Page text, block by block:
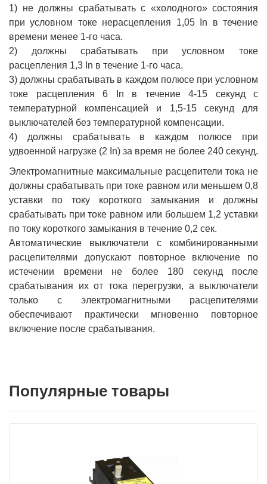
1) не должны срабатывать с «холодного» состояния
при условном токе нерасцепления 1,05 In в течение
времени менее 1-го часа.
2) должны срабатывать при условном токе
расцепления 1,3 In в течение 1-го часа.
3) должны срабатывать в каждом полюсе при условном
токе расцепления 6 In в течение 4-15 секунд с
температурной компенсацией и 1,5-15 секунд для
выключателей без температурной компенсации.
4) должны срабатывать в каждом полюсе при
удвоенной нагрузке (2 In) за время не более 240 секунд.
Электромагнитные максимальные расцепители тока не
должны срабатывать при токе равном или меньшем 0,8
уставки по току короткого замыкания и должны
срабатывать при токе равном или большем 1,2 уставки
по току короткого замыкания в течение 0,2 сек.
Автоматические выключатели с комбинированными
расцепителями допускают повторное включение по
истечении времени не более 180 секунд после
срабатывания их от тока перегрузки, а выключатели
только с электромагнитными расцепителями
обеспечивают практически мгновенно повторное
включение после срабатывания.
Популярные товары